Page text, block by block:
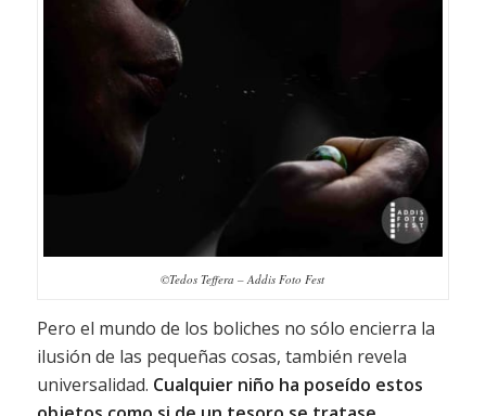
©Tedos Teffera – Addis Foto Fest
Pero el mundo de los boliches no sólo encierra la
ilusión de las pequeñas cosas, también revela
universalidad. Cualquier niño ha poseído estos